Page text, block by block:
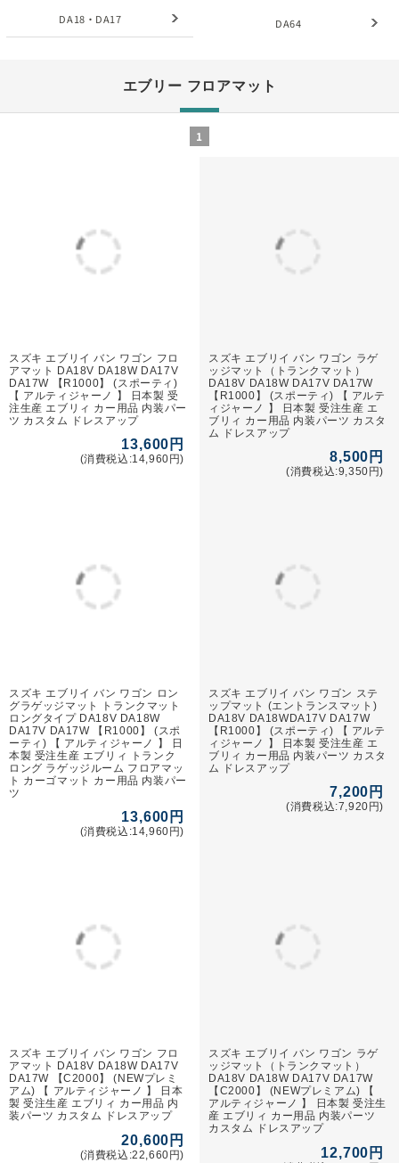
DA18・DA17 DA64
エブリー フロアマット
1
スズキ エブリイ バン ワゴン フロ
アマット DA18V DA18W DA17V
DA17W 【R1000】 (スポーティ)
【 アルティジャーノ 】 日本製 受
注生産 エブリィ カー用品 内装パー
ツ カスタム ドレスアップ
13,600円
(消費税込:14,960円)
スズキ エブリイ バン ワゴン ラゲ
ッジマット（トランクマット）
DA18V DA18W DA17V DA17W
【R1000】 (スポーティ) 【 アルテ
ィジャーノ 】 日本製 受注生産 エ
ブリィ カー用品 内装パーツ カスタ
ム ドレスアップ
8,500円
(消費税込:9,350円)
スズキ エブリイ バン ワゴン ロン
グラゲッジマット トランクマット
ロングタイプ DA18V DA18W
DA17V DA17W 【R1000】 (スポ
ーティ) 【 アルティジャーノ 】 日
本製 受注生産 エブリィ トランク
ロング ラゲッジルーム フロアマッ
ト カーゴマット カー用品 内装パー
ツ
13,600円
(消費税込:14,960円)
スズキ エブリイ バン ワゴン ステ
ップマット (エントランスマット)
DA18V DA18WDA17V DA17W
【R1000】 (スポーティ) 【 アルテ
ィジャーノ 】 日本製 受注生産 エ
ブリィ カー用品 内装パーツ カスタ
ム ドレスアップ
7,200円
(消費税込:7,920円)
製 受注生産 エブリィ カー用品 内
装パーツ カスタム ドレスアップ
アルティジャーノ 】 日本製 受注生
産 エブリィ カー用品 内装パーツ
カスタム ドレスアップ
DA18V DA18W DA17V DA17W
【C2000】 (NEWプレミアム) 【
アルティジャーノ 】 日本製 受注生
産 エブリィ カー用品 内装パーツ
カスタム ドレスアップ
(消費税込:9,900円)
DA17W 【ラバー】 防水 撥水性 【
アルティジャーノ 】 日本製 受注生
産 エブリィ カー用品 内装パーツ
カスタム ドレスアップ
12,700円
(消費税込:13,970円)